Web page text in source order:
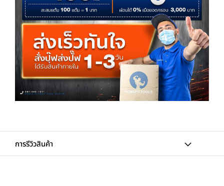
การรีวิวสินค้า